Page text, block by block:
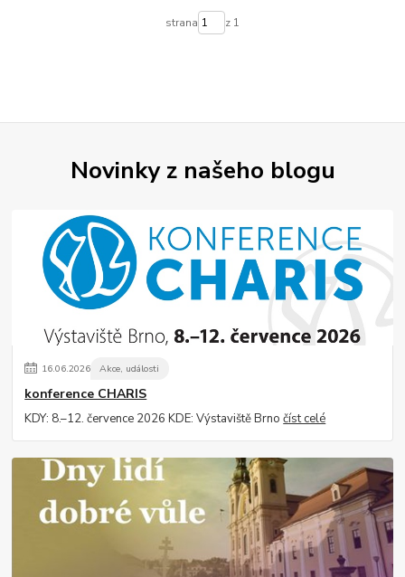
strana z 1
Novinky z našeho blogu
16.06.2026 Akce, události
konference CHARIS
KDY: 8.–12. července 2026 KDE: Výstaviště Brnočíst celé